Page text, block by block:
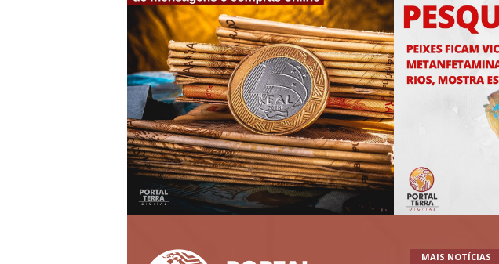
MAIS NOTÍCIAS